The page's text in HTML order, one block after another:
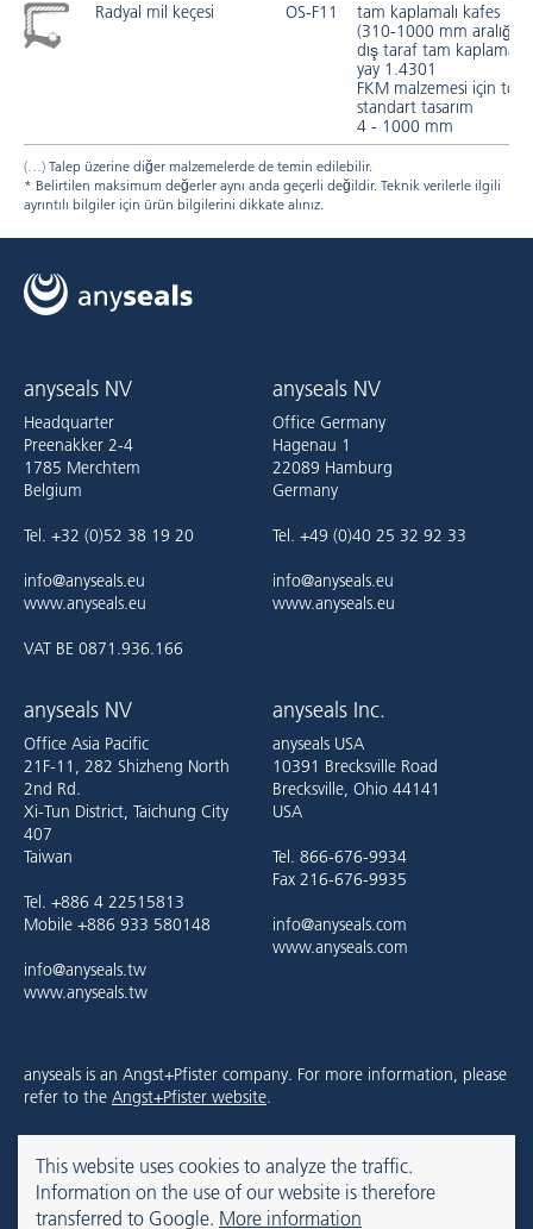
This website uses cookies to analyze the traffic.
Information on the use of our website is therefore
transferred to Google. More information
Radyal mil keçesi
OS-F11
tam kaplamalı kafes
(310-1000 mm
dış taraf tam
yay 1.4301
FKM malzemesi için toz
standart tasarım
4 - 1000 mm
Talep üzerine diğer malzemelerde de temin edilebilir.
* Belirtilen maksimum değerler aynı anda geçerli değildir. Teknik verilerle ilgili
ayrıntılı bilgiler için ürün bilgilerini dikkate alınız.
anyseals NV
Headquarter
Preenakker 2-4
1785 Merchtem
Belgium
Tel. +32 (0)52 38 19 20
info@anyseals.eu
www.anyseals.eu
VAT BE 0871.936.166
anyseals NV
Office Germany
Hagenau 1
22089 Hamburg
Germany
Tel. +49 (0)40 25 32 92 33
info@anyseals.eu
www.anyseals.eu
anyseals NV
Office Asia Pacific
21F-11, 282 Shizheng North
2nd Rd.
Xi-Tun District, Taichung City
407
Taiwan
Tel. +886 4 22515813
Mobile +886 933 580148
info@anyseals.tw
www.anyseals.tw
anyseals Inc.
anyseals USA
10391 Brecksville Road
Brecksville, Ohio 44141
USA
Tel. 866-676-9934
Fax 216-676-9935
info@anyseals.com
www.anyseals.com
anyseals is an Angst+Pfister company. For more information, please
refer to the Angst+Pfister website.
İletişim Künye Veri koruma